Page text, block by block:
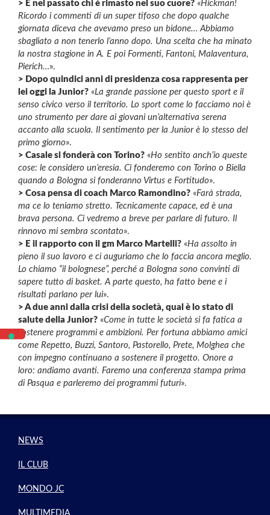
> E nel passato chi è rimasto nel suo cuore? «Hickman!
Ricordo i commenti di un super tifoso che dopo qualche
giornata diceva che avevamo preso un bidone… Abbiamo
sbagliato a non tenerlo l’anno dopo. Una scelta che ha minato
la nostra stagione in A. E poi Formenti, Fantoni, Malaventura,
Pierich…».
> Dopo quindici anni di presidenza cosa rappresenta per
lei oggi la Junior? «La grande passione per questo sport e il
senso civico verso il territorio. Lo sport come lo facciamo noi è
uno strumento per dare ai giovani un’alternativa serena
accanto alla scuola. Il sentimento per la Junior è lo stesso del
primo giorno».
> Casale si fonderà con Torino? «Ho sentito anch’io queste
cose: le considero un’eresia. Ci fonderemo con Torino o Biella
quando a Bologna si fonderanno Virtus e Fortitudo».
> Cosa pensa di coach Marco Ramondino? «Farà strada,
ma ce lo teniamo stretto. Tecnicamente capace, ed è una
brava persona. Ci vedremo a breve per parlare di futuro. Il
rinnovo mi sembra scontato».
> E il rapporto con il gm Marco Martelli? «Ha assolto in
pieno il suo lavoro e ci auguriamo che lo faccia ancora meglio.
Lo chiamo “il bolognese”, perché a Bologna sono convinti di
sapere tutto di basket. A parte questo, ha fatto bene e i
risultati parlano per lui».
> A due anni dalla crisi della società, qual è lo stato di
salute della Junior? «Come in tutte le società si fa fatica a
sostenere programmi e ambizioni. Per fortuna abbiamo amici
come Repetto, Buzzi, Santoro, Pastorello, Prete, Molghea che
con impegno continuano a sostenere il progetto. Onore a
loro: andiamo avanti. Faremo una conferenza stampa prima
di Pasqua e parleremo dei programmi futuri».
NEWS
IL CLUB
MONDO JC